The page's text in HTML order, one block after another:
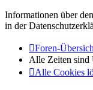
Informationen über
in der
Foren-
Alle Zeiten sind
Alle Cookies